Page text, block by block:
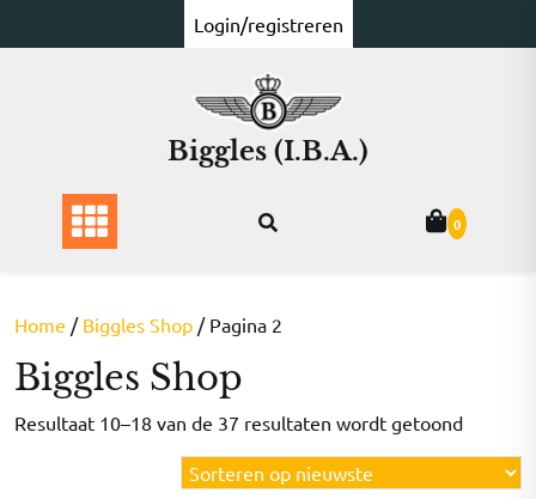
naar
Login/registreren
Biggles (I.B.A.)
0
Home / Biggles Shop / Pagina 2
Biggles Shop
Resultaat 10–18 van de 37 resultaten wordt getoond
op